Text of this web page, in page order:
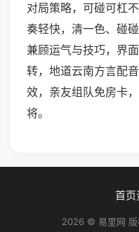
对局策略，可碰可杠
奏轻快，清一色、碰
兼顾运气与技巧，界
转，地道云南方言配
效，亲友组队免房卡
将。
首页
2026 © 易里网